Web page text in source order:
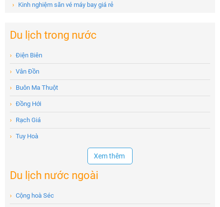
› Kinh nghiệm săn vé máy bay giá rẻ
Du lịch trong nước
› Điện Biên
› Vân Đồn
› Buôn Ma Thuột
› Đồng Hới
› Rạch Giá
› Tuy Hoà
Xem thêm
Du lịch nước ngoài
› Cộng hoà Séc